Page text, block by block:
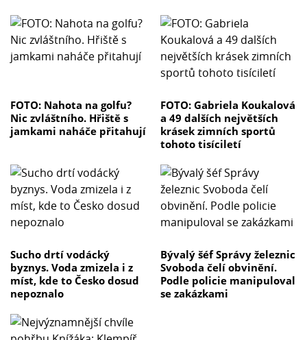
FOTO: Nahota na golfu?
Nic zvláštního. Hřiště s
jamkami naháče přitahují
FOTO: Gabriela Koukalová
a 49 dalších největších
krásek zimních sportů
tohoto tisíciletí
Sucho drtí vodácký
byznys. Voda zmizela i z
míst, kde to Česko dosud
nepoznalo
Bývalý šéf Správy železnic
Svoboda čelí obvinění.
Podle policie manipuloval
se zakázkami